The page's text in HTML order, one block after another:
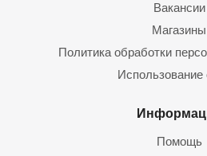
Вакансии
Магазины
Политика обработки
Использование
Помощь